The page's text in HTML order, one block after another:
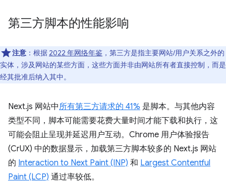
第三方脚本的性能影响
注意 ：根据 2022 年网络年鉴 ，第三方是指主要网站/用户关系之外的
实体，涉及网站的某些方面，这些方面并非由网站所有者直接控制，而是
经其批准后纳入其中。
Next.js 网站中所有第三方请求的 41% 是脚本。与其他内容
类型不同，脚本可能需要花费大量时间才能下载和执行，这
可能会阻止呈现并延迟用户互动。Chrome 用户体验报告
(CrUX) 中的数据显示，加载第三方脚本较多的 Next.js 网站
的 Interaction to Next Paint (INP) 和 Largest Contentful
Paint (LCP) 通过率较低。